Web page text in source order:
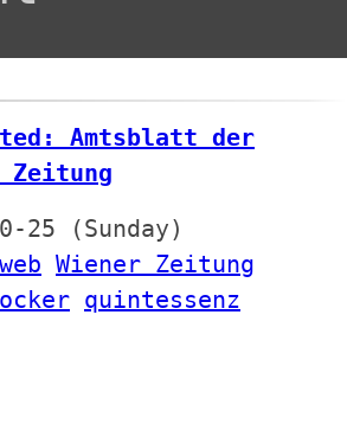
Amtsblatt der
Zeitung
25 (Sunday)
web Wiener Zeitung
quintessenz